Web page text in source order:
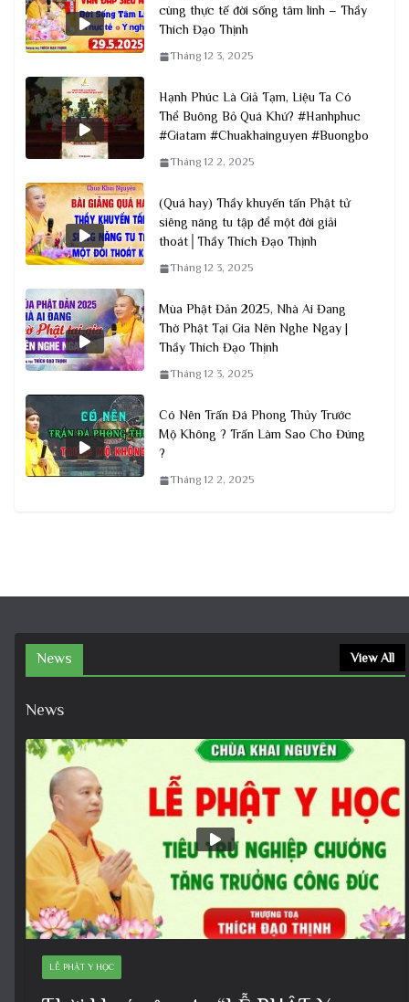
cùng thực tế đời sống tâm linh – Thầy
Thích Đạo Thịnh
Tháng 12 3, 2025
Hạnh Phúc Là Giả Tạm, Liệu Ta Có
Thể Buông Bỏ Quá Khứ? #Hanhphuc
#Giatam #Chuakhainguyen #Buongbo
Tháng 12 2, 2025
(Quá hay) Thầy khuyến tấn Phật tử
siêng năng tu tập để một đời giải
thoát│Thầy Thích Đạo Thịnh
Tháng 12 3, 2025
Mùa Phật Đản 2025, Nhà Ai Đang
Thờ Phật Tại Gia Nên Nghe Ngay |
Thầy Thích Đạo Thịnh
Tháng 12 3, 2025
Có Nên Trấn Đá Phong Thủy Trước
Mộ Không ? Trấn Làm Sao Cho Đúng
?
Tháng 12 2, 2025
News View All
News
LỄ PHẬT Y HỌC